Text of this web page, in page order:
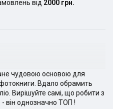
від 2000 грн.
чудовою основою для
фотокниги. Вдало обрамить
Вирішуйте самі, що робити з
він однозначно ТОП !